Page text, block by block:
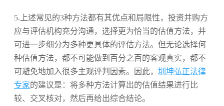
5.上述常见的3种方法都有其优点和局限性，投资并购方
应与评估机构充分沟通，选择更为恰当的估值方法，并
可进一步细分为多种更具体的评估方法。但无论选择何
种估值方法，都不可能做到百分之百的客观真实，都不
可避免地加入很多主观评判因素。
因此， 圳坤弘正法律
专家的建议是：将多种方法计算出的估值结果进行比
较、交叉核对，然后再给出综合结论。